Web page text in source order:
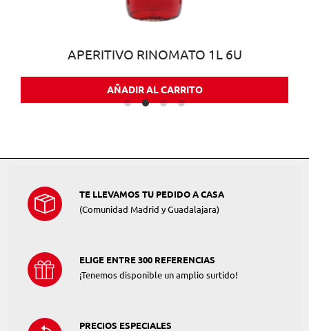
APERITIVO RINOMATO 1L 6U
AÑADIR AL CARRITO
TE LLEVAMOS TU PEDIDO A CASA
(Comunidad Madrid y Guadalajara)
ELIGE ENTRE 300 REFERENCIAS
¡Tenemos disponible un amplio surtido!
PRECIOS ESPECIALES